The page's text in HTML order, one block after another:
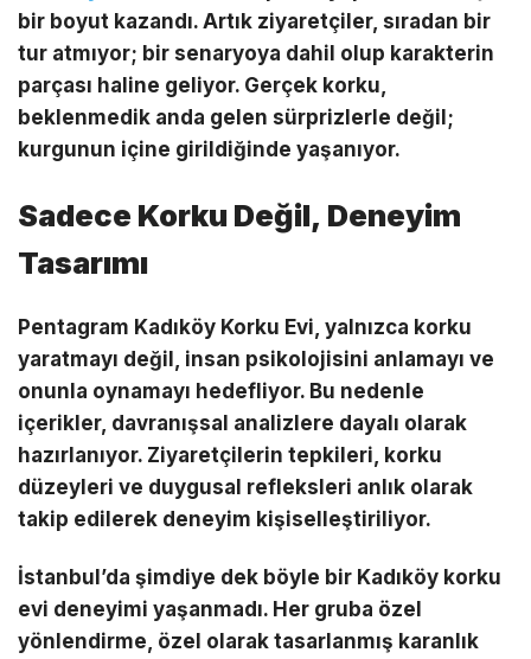
bir boyut kazandı. Artık ziyaretçiler, sıradan bir
tur atmıyor; bir senaryoya dahil olup karakterin
parçası haline geliyor. Gerçek korku,
beklenmedik anda gelen sürprizlerle değil;
kurgunun içine girildiğinde yaşanıyor.
Sadece Korku Değil, Deneyim
Tasarımı
Pentagram Kadıköy Korku Evi, yalnızca korku
yaratmayı değil, insan psikolojisini anlamayı ve
onunla oynamayı hedefliyor. Bu nedenle
içerikler, davranışsal analizlere dayalı olarak
hazırlanıyor. Ziyaretçilerin tepkileri, korku
düzeyleri ve duygusal refleksleri anlık olarak
takip edilerek deneyim kişiselleştiriliyor.
İstanbul’da şimdiye dek böyle bir Kadıköy korku
evi deneyimi yaşanmadı. Her gruba özel
yönlendirme, özel olarak tasarlanmış karanlık